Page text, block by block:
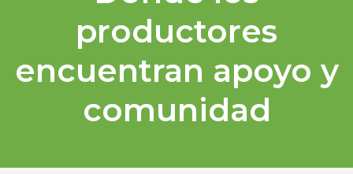
productores
encuentran apoyo y
comunidad